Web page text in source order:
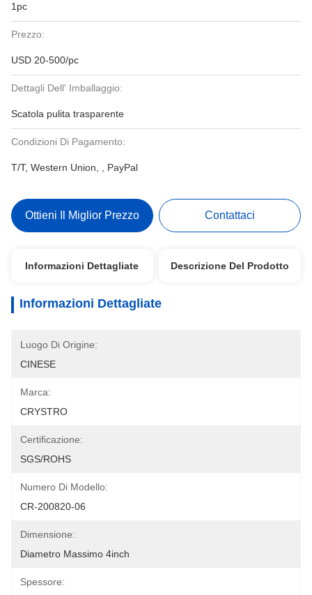
1pc
Prezzo:
USD 20-500/pc
Dettagli Dell' Imballaggio:
Scatola pulita trasparente
Condizioni Di Pagamento:
T/T, Western Union, , PayPal
Ottieni Il Miglior Prezzo Contattaci
Informazioni Dettagliate Descrizione Del Prodotto
Informazioni Dettagliate
Luogo Di Origine:
CINESE
Marca:
CRYSTRO
Certificazione:
SGS/ROHS
Numero Di Modello:
CR-200820-06
Dimensione:
Diametro Massimo 4inch
Spessore: